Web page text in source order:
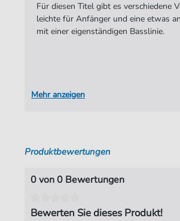
Spieldauer:
:
Verlag:
Zaunschirm
Für diesen Titel gibt es verschiedene
leichte für Anfänger und eine etwas
mit einer eigenständigen Basslinie.
Mehr anzeigen
Produktbewertungen
0 von 0 Bewertungen
Bewerten Sie dieses Produkt!